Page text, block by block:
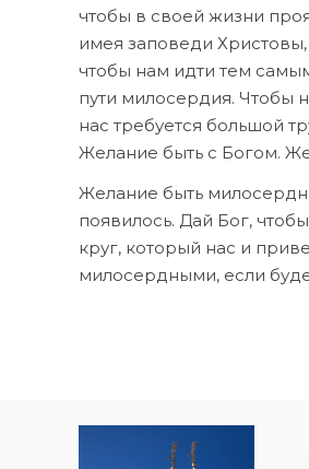
чтобы в своей жизни
имея заповеди
чтобы нам идти тем
пути милосердия. Чтобы
нас требуется большой
Желание быть с Богом.
Желание быть
появилось. Дай Бог,
круг, который нас и
милосердными, если